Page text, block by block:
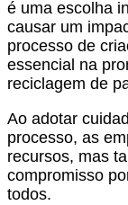
é uma escolha
causar um
processo de
essencial na
reciclagem de
Ao adotar
processo, as
recursos, mas
compromisso
todos.